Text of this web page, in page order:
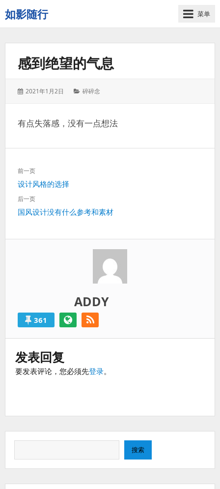
如影随行
如
果
记
的，
菜单
感到绝望的气息
发
2021年1月2日
分
碎碎念
有点失落感，没有一点想法
文
章
导
航
前一页
上
一
设计风格的选择
后一页
下
国风设计没有什么参考和素材
ADDY
361
发表回复
要发表评论，您必须先登录。
搜索